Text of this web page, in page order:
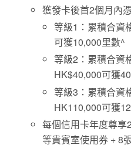
獲發卡後首2個月內
等級1：累積合資
可獲10,000里數^
等級2：累積合資
HK$40,000可獲
等級3：累積合資
HK110,000可獲
每個信用卡年度尊
等貴賓室使用券 + 8